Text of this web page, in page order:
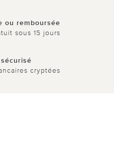
ou remboursée
sous 15 jours
cryptées